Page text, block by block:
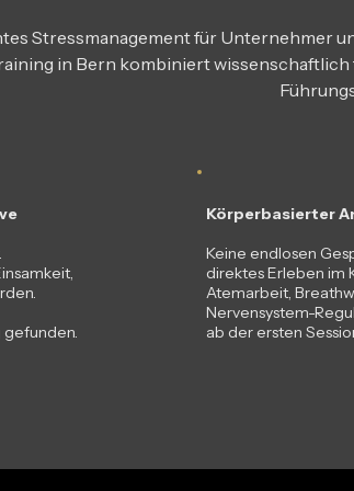
Stressmanagement für Unternehmer
in Bern kombiniert
gefunden.
Körperbasierter
Keine endlosen
direktes Erleben im
Atemarbeit,
Nervensystem-
ab der ersten